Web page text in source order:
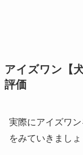
アイズワン【
評価
実際にアイズワ
をみていきましょ